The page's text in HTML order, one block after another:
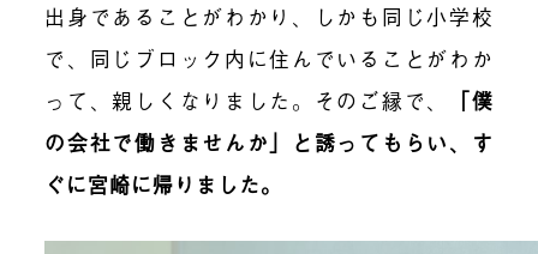
出身であることがわかり、しかも同じ小学校
で、同じブロック内に住んでいることがわか
って、親しくなりました。そのご縁で、
「僕
の会社で働きませんか」と誘ってもらい、す
ぐに宮崎に帰りました。